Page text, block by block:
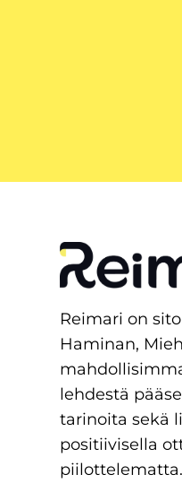
Reimari on
Haminan,
lehdestä
tarinoita sekä
positiivisella
piilottelematta.